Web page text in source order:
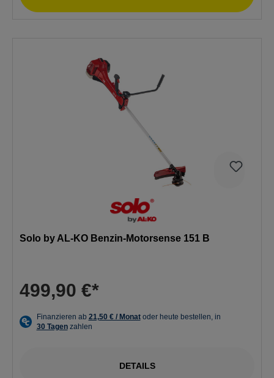
Solo by AL-KO Benzin-Motorsense 151 B
499,90 €*
DETAILS